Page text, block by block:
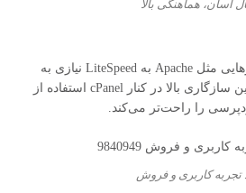
آسان، هماهنگی بالا
برای مهاجرت از سرورهایی مثل Apache به LiteSpeed نیازی به
تنظیمات پیچیده ندارید. این سازگاری بالا در کنار cPanel استفاده از
را راحت‌تر می‌کند.
تجربه کاربری و فروش